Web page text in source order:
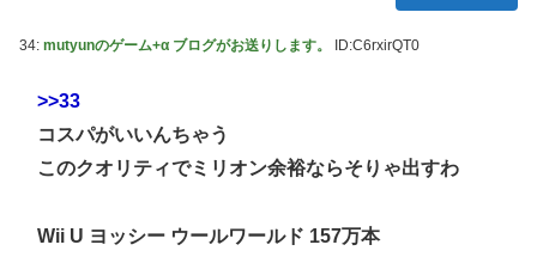
34: mutyunのゲーム+α ブログがお送りします。 ID:C6rxirQT0
>>33
コスパがいいんちゃう
このクオリティでミリオン余裕ならそりゃ出すわ
Wii U ヨッシー ウールワールド 157万本